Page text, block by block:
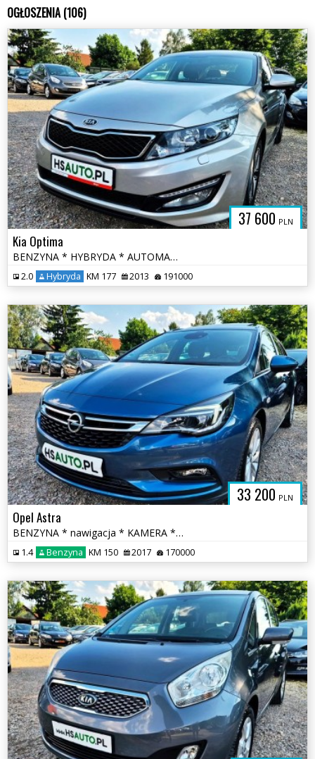
OGŁOSZENIA (106)
37 600 PLN
Kia Optima
BENZYNA * HYBRYDA * AUTOMAT * atrakcyjny wygląd * super * okazja
2.0 Hybryda KM 177 2013 191000
33 200 PLN
Opel Astra
BENZYNA * nawigacja * KAMERA * atrakcyjny wygląd * OKAZJA
1.4 Benzyna KM 150 2017 170000